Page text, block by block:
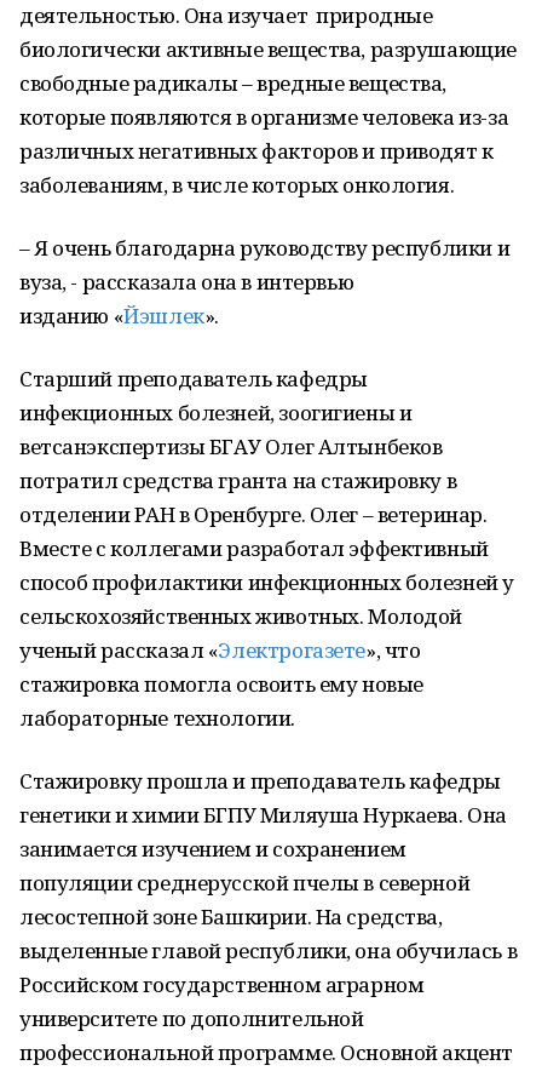
деятельностью. Она изучает природные
биологически активные вещества, разрушающие
свободные радикалы – вредные вещества,
которые появляются в организме человека из-за
различных негативных факторов и приводят к
заболеваниям, в числе которых онкология.
– Я очень благодарна руководству республики и
вуза, - рассказала она в интервью
изданию «Йэшлек».
Старший преподаватель кафедры
инфекционных болезней, зоогигиены и
ветсанэкспертизы БГАУ Олег Алтынбеков
потратил средства гранта на стажировку в
отделении РАН в Оренбурге. Олег – ветеринар.
Вместе с коллегами разработал эффективный
способ профилактики инфекционных болезней у
сельскохозяйственных животных. Молодой
ученый рассказал «Электрогазете», что
стажировка помогла освоить ему новые
лабораторные технологии.
Стажировку прошла и преподаватель кафедры
генетики и химии БГПУ Миляуша Нуркаева. Она
занимается изучением и сохранением
популяции среднерусской пчелы в северной
лесостепной зоне Башкирии. На средства,
выделенные главой республики, она обучилась в
Российском государственном аграрном
университете по дополнительной
профессиональной программе. Основной акцент